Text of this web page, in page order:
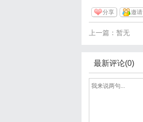
分享 邀请
上一篇：暂无
最新评论(0)